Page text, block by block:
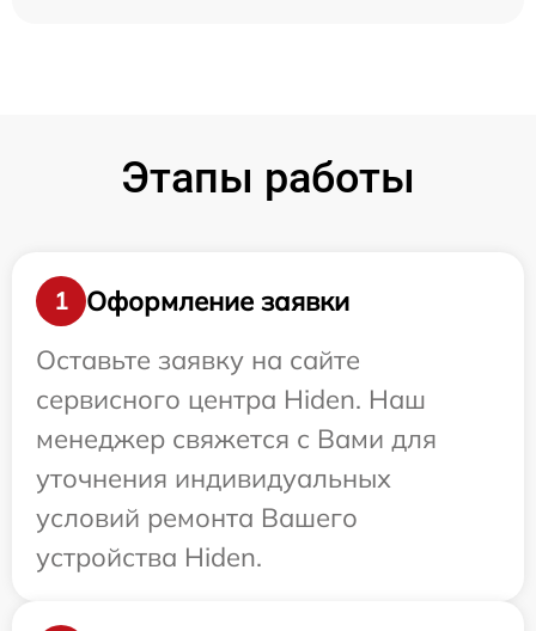
Этапы работы
1
Оформление заявки
Оставьте заявку на сайте
сервисного центра Hiden. Наш
менеджер свяжется с Вами для
уточнения индивидуальных
условий ремонта Вашего
устройства Hiden.